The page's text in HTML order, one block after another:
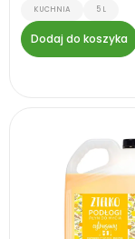
KUCHNIA 5 L
Dodaj do koszyka